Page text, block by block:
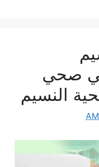
فني صحي
النسيم